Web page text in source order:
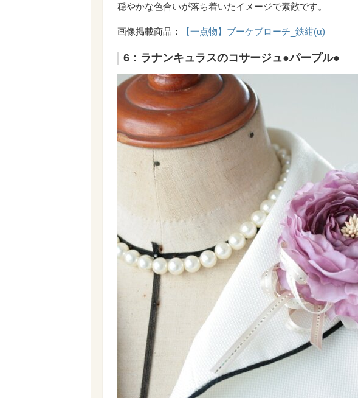
穏やかな色合いが落ち着いたイメージで素敵です。
画像掲載商品： 【一点物】ブーケブローチ_鉄紺(α)
6：ラナンキュラスのコサージュ●パープル●